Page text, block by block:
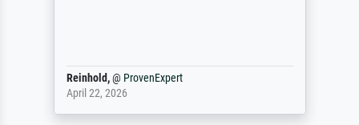
Reinhold,@ ProvenExpert
April 22, 2026